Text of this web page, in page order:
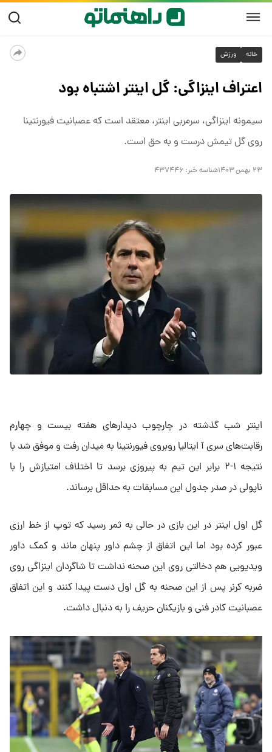
خانه ورزش
اعتراف اینزاگی: گل اینتر اشتباه بود
سیمونه اینزاگی، سرمربی اینتر، معتقد است که عصبانیت فیورنتینا
روی گل تیمش درست و به حق است.
۲۳ بهمن ۱۴۰۳ شناسه خبر: ۴۳۷۴۴۶
اینتر شب گذشته در چارچوب دیدارهای هفته بیست و چهارم
رقابت‌های سری آ ایتالیا روبروی فیورنتینا به میدان رفت و موفق شد با
نتیجه ۱-۲ برابر این تیم به پیروزی برسد تا اختلاف امتیازش را با
ناپولی در صدر جدول این مسابقات به حداقل برساند.
گل اول اینتر در این بازی در حالی به ثمر رسید که توپ از خط ارزی
عبور کرده بود اما این اتفاق از چشم داور پنهان ماند و کمک داور
ویدیویی هم دخالتی روی این صحنه نداشت تا شاگردان اینزاگی روی
ضربه کرنر پس از این صحنه به گل اول دست پیدا کنند و این اتفاق
عصبانیت کادر فنی و بازیکنان حریف را به دنبال داشت.